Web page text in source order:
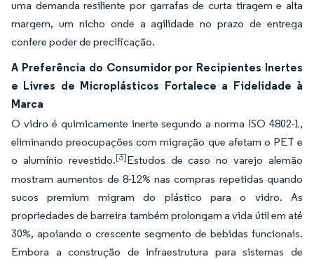
uma demanda resiliente por garrafas de curta tiragem e alta
margem, um nicho onde a agilidade no prazo de entrega
confere poder de precificação.
A Preferência do Consumidor por Recipientes Inertes
e Livres de Microplásticos Fortalece a Fidelidade à
Marca
O vidro é quimicamente inerte segundo a norma ISO 4802-1,
eliminando preocupações com migração que afetam o PET e
o alumínio revestido.[3]Estudos de caso no varejo alemão
mostram aumentos de 8-12% nas compras repetidas quando
sucos premium migram do plástico para o vidro. As
propriedades de barreira também prolongam a vida útil em até
30%, apoiando o crescente segmento de bebidas funcionais.
Embora a construção de infraestrutura para sistemas de